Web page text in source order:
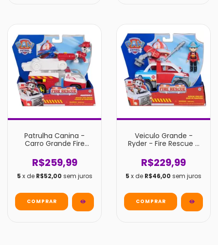
Patrulha Canina -
Carro Grande Fire
R$259,99
5 x de R$52,00 sem juros
Veiculo Grande -
Ryder - Fire Rescue -
Sunny
R$229,99
5 x de R$46,00 sem juros